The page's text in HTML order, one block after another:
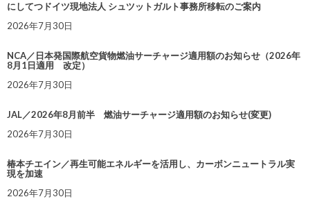
にしてつドイツ現地法人 シュツットガルト事務所移転のご案内
2026年7月30日
NCA／日本発国際航空貨物燃油サーチャージ適用額のお知らせ（2026年
8月1日適用 改定）
2026年7月30日
JAL／2026年8月前半 燃油サーチャージ適用額のお知らせ(変更)
2026年7月30日
椿本チエイン／再生可能エネルギーを活用し、カーボンニュートラル実
現を加速
2026年7月30日